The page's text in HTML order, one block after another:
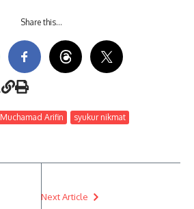
Share this…
Muchamad Arifin syukur nikmat
Next Article